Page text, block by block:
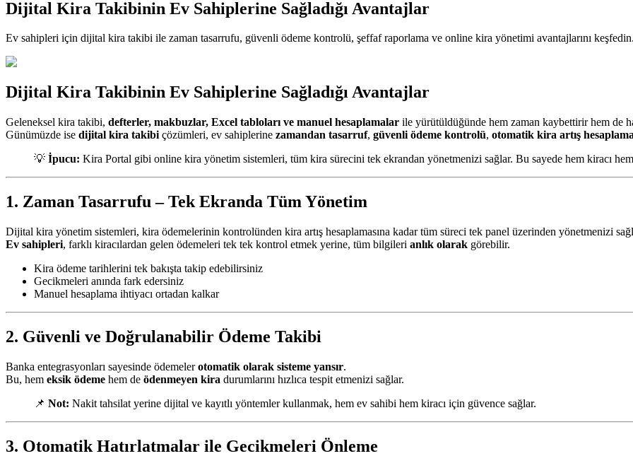
Dijital Kira Takibinin Ev Sahiplerine Sağladığı Avantajlar
Ev sahipleri için dijital kira takibi ile zaman tasarrufu, güvenli ödeme kontrolü, şeffaf raporlama ve online kira yönetimi avantajlarını
Dijital Kira Takibinin Ev Sahiplerine Sağladığı Avantajlar
Geleneksel kira takibi, defterler, makbuzlar, Excel tabloları ve manuel hesaplamalar ile yürütüldüğünde hem zaman kaybettirir hem de
Günümüzde ise dijital kira takibi çözümleri, ev sahiplerine zamandan tasarruf, güvenli ödeme kontrolü, otomatik kira artış
💡 İpucu: Kira Portal gibi online kira yönetim sistemleri, tüm kira sürecini tek ekrandan yönetmenizi sağlar. Bu sayede hem kiracı
1. Zaman Tasarrufu – Tek Ekranda Tüm Yönetim
Dijital kira yönetim sistemleri, kira ödemelerinin kontrolünden kira artış hesaplamasına kadar tüm süreci tek panel üzerinden yönetmenizi
Ev sahipleri, farklı kiracılardan gelen ödemeleri tek tek kontrol etmek yerine, tüm bilgileri anlık olarak görebilir.
Kira ödeme tarihlerini tek bakışta takip edebilirsiniz
Gecikmeleri anında fark edersiniz
Manuel hesaplama ihtiyacı ortadan kalkar
2. Güvenli ve Doğrulanabilir Ödeme Takibi
Banka entegrasyonları sayesinde ödemelerotomatik olarak sisteme yansır.
Bu, hem eksik ödeme hem de ödenmeyen kira durumlarını hızlıca tespit etmenizi sağlar.
📌 Not: Nakit tahsilat yerine dijital ve kayıtlı yöntemler kullanmak, hem ev sahibi hem kiracı için güvence sağlar.
3. Otomatik Hatırlatmalar ile Gecikmeleri Önleme